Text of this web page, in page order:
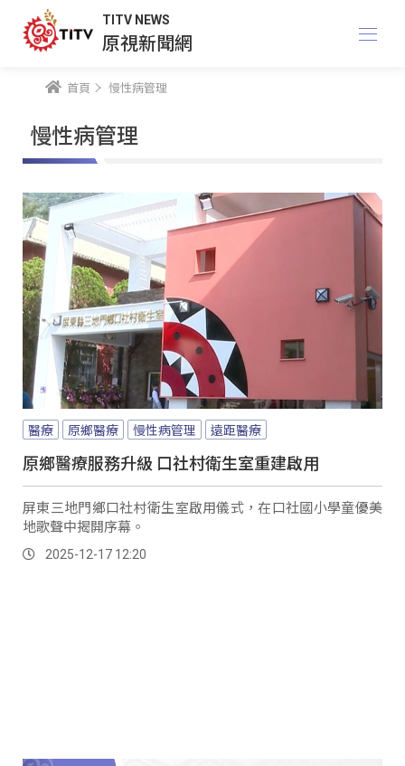
TITV NEWS
原視新聞網
首頁 慢性病管理
慢性病管理
醫療 原鄉醫療 慢性病管理 遠距醫療
原鄉醫療服務升級 口社村衛生室重建啟用
屏東三地門鄉口社村衛生室啟用儀式，在口社國小學童優美
地歌聲中揭開序幕。
2025-12-17 12:20